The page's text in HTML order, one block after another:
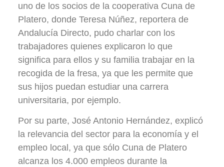
uno de los socios de la cooperativa Cuna de
Platero, donde Teresa Núñez, reportera de
Andalucía Directo, pudo charlar con los
trabajadores quienes explicaron lo que
significa para ellos y su familia trabajar en la
recogida de la fresa, ya que les permite que
sus hijos puedan estudiar una carrera
universitaria, por ejemplo.
Por su parte, José Antonio Hernández, explicó
la relevancia del sector para la economía y el
empleo local, ya que sólo Cuna de Platero
alcanza los 4.000 empleos durante la